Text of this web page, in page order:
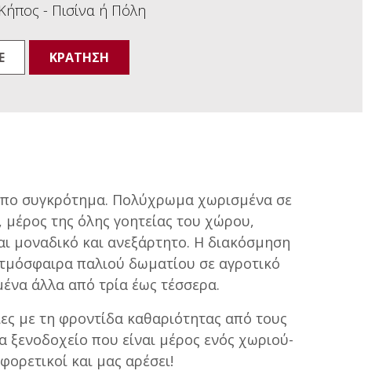
- Πισίνα ή Πόλη
ΚΡΑΤΗΣΗ
συγκρότημα. Πολύχρωμα χωρισμένα σε
μέρος της όλης γοητείας του χώρου,
μοναδικό και ανεξάρτητο. Η διακόσμηση
παλιού δωματίου σε αγροτικό
άλλα από τρία έως τέσσερα.
με τη φροντίδα καθαριότητας από τους
ξενοδοχείο που είναι μέρος ενός χωριού-
και μας αρέσει!